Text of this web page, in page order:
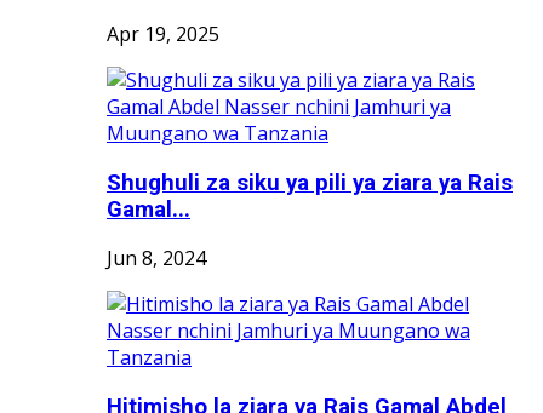
Apr 19, 2025
Shughuli za siku ya pili ya ziara ya Rais
Gamal...
Jun 8, 2024
Hitimisho la ziara ya Rais Gamal Abdel